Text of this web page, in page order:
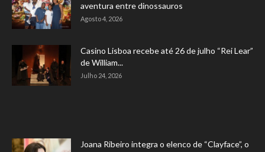
aventura entre dinossauros
Agosto 4, 2026
Casino Lisboa recebe até 26 de julho “Rei Lear”
de William...
Julho 24, 2026
Joana Ribeiro integra o elenco de “Clayface”, o